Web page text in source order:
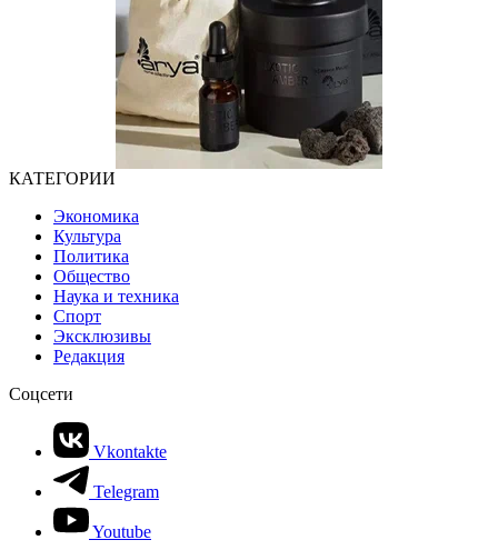
КАТЕГОРИИ
Экономика
Культура
Политика
Общество
Наука и техника
Спорт
Эксклюзивы
Редакция
Соцсети
Vkontakte
Telegram
Youtube